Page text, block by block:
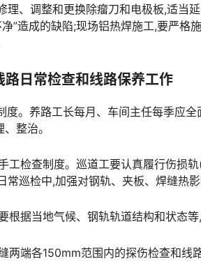
理、调整和更换除瘤刀和电极板,适当
净”造成的缺陷;现场铝热焊施工,要严
日常检查和线路保养工作
度。养路工长每月、车间主任每季应
整治。
工检查制度。巡道工要认真履行伤损
常巡检中,加强对钢轨、夹板、焊缝热
根据当地气候、钢轨轨道结构和状态等
两端各150mm范围内的探伤检查和线